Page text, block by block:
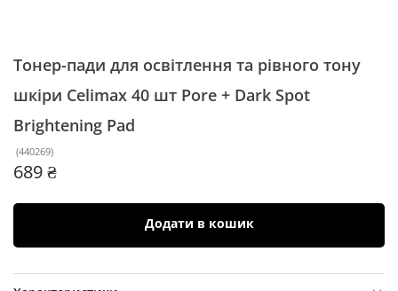
Тонер-пади для освітлення та рівного тону
шкіри Celimax 40 шт Pore + Dark Spot
Brightening Pad
(440269)
689 ₴
Додати в кошик